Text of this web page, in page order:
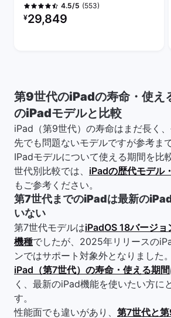
4.5/5 (553)
リファービッシュ品の価格：
¥29,849
第9世代のiPadの寿命・使え
のiPadモデルと比較
iPad（第9世代）の寿命はまだ長く
先でも問題ないモデルですが参考ま
IPadモデルについて使える期間を比
世代別比較では、 iPadの歴代モデル
もご参考ください。
第7世代までのiPadは最新の
いない
第7世代モデルはiPadOS 18バージ
機種でしたが、2025年リリースの
ンではサポート対象外となりました
iPad（第7世代）の寿命・使える期間
く、最新のiPad機能を使いたい方に
す。
性能面でも違いがあり、 第7世代と